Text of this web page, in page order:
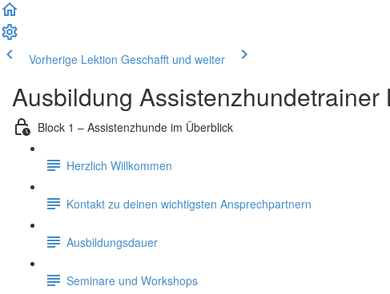
Vorherige Lektion Geschafft und weiter
Ausbildung Assistenzhundetrainer
Block 1 – Assistenzhunde im Überblick
Herzlich Willkommen
Kontakt zu deinen wichtigsten Ansprechpartnern
Ausbildungsdauer
Seminare und Workshops